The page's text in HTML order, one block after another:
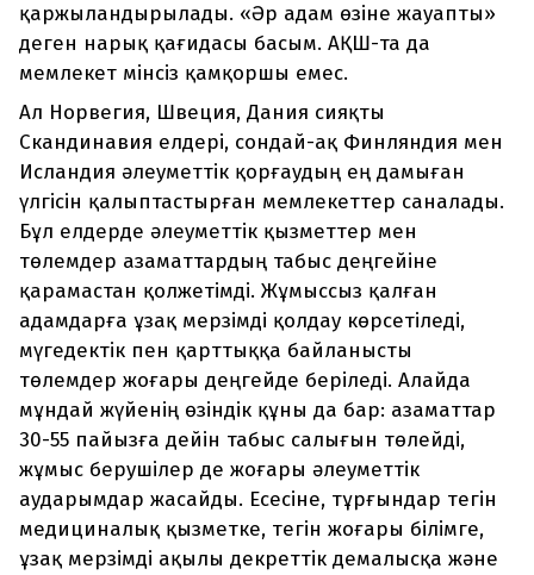
қаржыландырылады. «Әр адам өзіне жауапты»
деген нарық қағидасы басым. АҚШ-та да
мемлекет мінсіз қамқоршы емес.
Ал Норвегия, Швеция, Дания сияқты
Скандинавия елдері, сондай-ақ Финляндия мен
Исландия әлеуметтік қорғаудың ең дамыған
үлгісін қалыптастырған мемлекеттер саналады.
Бұл елдерде әлеуметтік қызметтер мен
төлемдер азаматтардың табыс деңгейіне
қарамастан қолжетімді. Жұмыссыз қалған
адамдарға ұзақ мерзімді қолдау көрсетіледі,
мүгедектік пен қарттыққа байланысты
төлемдер жоғары деңгейде беріледі. Алайда
мұндай жүйенің өзіндік құны да бар: азаматтар
30-55 пайызға дейін табыс салығын төлейді,
жұмыс берушілер де жоғары әлеуметтік
аударымдар жасайды. Есесіне, тұрғындар тегін
медициналық қызметке, тегін жоғары білімге,
ұзақ мерзімді ақылы декреттік демалысқа және